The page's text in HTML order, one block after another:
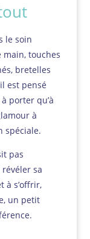
le soin
touches
bretelles
est pensé
porter qu’à
à
spéciale.
pas
sa
à s’offrir,
un petit